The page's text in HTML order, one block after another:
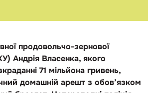
продовольчо-зернової
Андрія Власенка, якого
71 мільйона гривень,
домашній арешт з обов’язком